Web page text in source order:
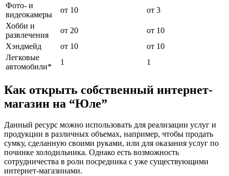
Фото- и
видеокамеры
от 10
от 3
Хобби и
развлечения
от 20
от 10
Хэндмейд
от 10
от 10
Легковые
автомобили*
1 1
Как открыть собственный интернет-
магазин на “Юле”
Данный ресурс можно использовать для реализации услуг и
продукции в различных объемах, например, чтобы продать
сумку, сделанную своими руками, или для оказания услуг по
починке холодильника. Однако есть возможность
сотрудничества в роли посредника с уже существующими
интернет-магазинами.